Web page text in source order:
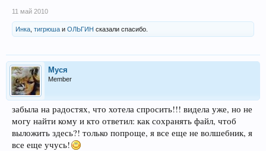
11 май 2010
Инка тигрюша и ОЛЬГИН сказали спасибо.
Муся
Member
забыла на радостях, что хотела спросить!!! видела уже, но не
могу найти кому и кто ответил: как сохранять файл, чтоб
выложить здесь?! только попроще, я все еще не волшебник, я
все еще учусь!